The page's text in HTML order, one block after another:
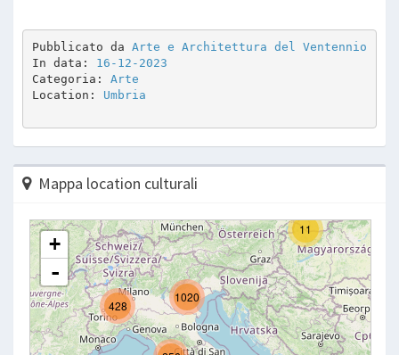
Pubblicato da Arte e Architettura del Ventennio
In data: 16-12-2023
Categoria: Arte
Location: Umbria
Mappa location culturali